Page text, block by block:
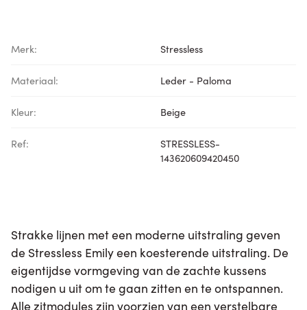
Merk: Stressless
Materiaal: Leder - Paloma
Kleur: Beige
Ref:
STRESSLESS-
143620609420450
Strakke lijnen met een moderne uitstraling geven
de Stressless Emily een koesterende uitstraling. De
eigentijdse vormgeving van de zachte kussens
nodigen u uit om te gaan zitten en te ontspannen.
Alle zitmodules zijn voorzien van een verstelbare